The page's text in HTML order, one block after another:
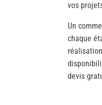
vos
Un
chaque
devis